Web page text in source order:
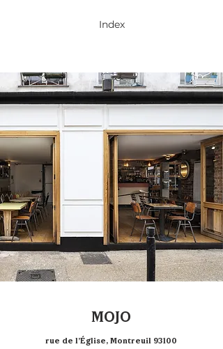
Index
MOJO
rue de l’Église, Montreuil 93100